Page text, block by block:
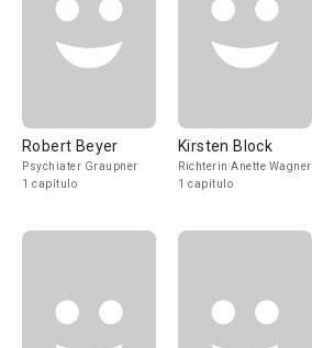
Robert Beyer
Psychiater Graupner
1 capítulo
Kirsten Block
Richterin Anette Wagner
1 capítulo